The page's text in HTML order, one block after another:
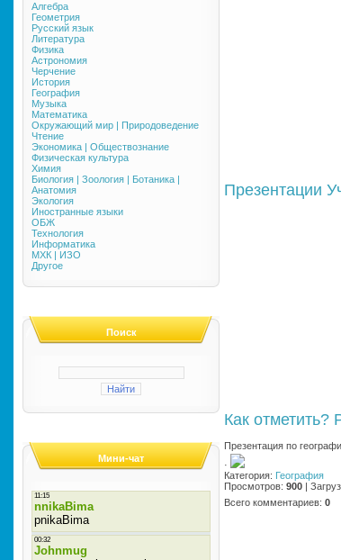
Алгебра
Геометрия
Русский язык
Литература
Физика
Астрономия
Черчение
История
География
Музыка
Математика
Окружающий мир | Природоведение
Чтение
Экономика | Обществознание
Физическая культура
Химия
Биология | Зоология | Ботаника |
Анатомия
Экология
Иностранные языки
ОБЖ
Технология
Информатика
МХК | ИЗО
Другое
Поиск
Мини-чат
Презентации
Как отметить?
Презентация по
·
Категория: География
Просмотров: 900 |
Всего комментариев: 0